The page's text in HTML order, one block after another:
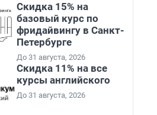
Скидка 15% на
базовый курс по
фридайвингу в Санкт-
Петербурге
До 31 августа, 2026
Скидка 11% на все
курсы английского
До 31 августа, 2026